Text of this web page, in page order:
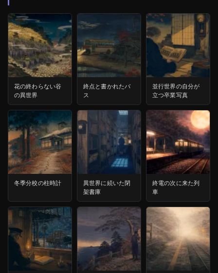
花の終わらない谷
の異世界
終点と書かれたバ
ス
並行世界の自分が
立つ卒業写真
冬季分校の柱時計
異世界に続いた閉
架書庫
終電の次に来た列
車